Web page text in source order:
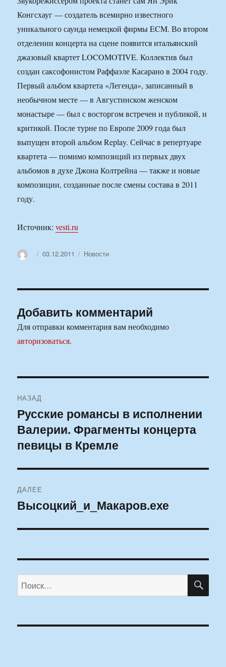
Конгсхауг — создатель всемирно известного
уникального саунда немецкой фирмы ECM. Во втором
отделении концерта на сцене появится итальянский
джазовый квартет LOCOMOTIVE. Коллектив был
создан саксофонистом Раффаэле Касарано в 2004 году.
Первый альбом квартета «Легенда», записанный в
необычном месте — в Августинском женском
монастыре — был с восторгом встречен и публикой, и
критикой. После турне по Европе 2009 года был
выпущен второй альбом Replay. Сейчас в репертуаре
квартета — помимо композиций из первых двух
альбомов в духе Джона Колтрейна — также и новые
композиции, созданные после смены состава в 2011
году.
Источник:vesti.ru
АвторОпубликовано
03.12.2011 Рубрики
Новости
Добавить комментарий
Для отправки комментария вам необходимо
авторизоваться.
по
записям
НАЗАД
Предыдущая
запись:
Русские романсы в исполнении
Валерии. Фрагменты концерта
певицы в Кремле
ДАЛЕЕ
Следующая
Высоцкий_и_Макаров.ехе
Искать: